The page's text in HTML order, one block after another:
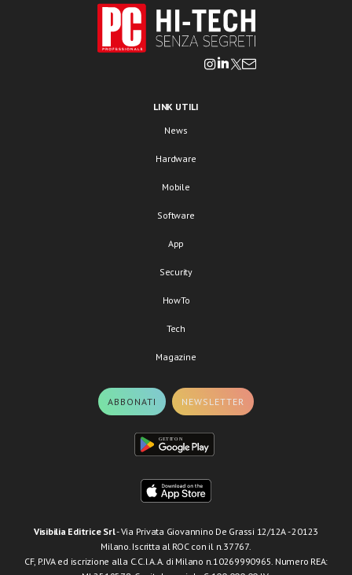
LINK UTILI
News
Hardware
Mobile
Software
App
Security
HowTo
Tech
Magazine
ABBONATI NEWSLETTER
Visibilia Editrice Srl- Via Privata Giovannino De Grassi 12/12A - 20123
Milano. Iscritta al ROC con il n.37767.
CF, P.IVA ed iscrizione alla C.C.I.A.A. di Milano n.10269990965. Numero REA: